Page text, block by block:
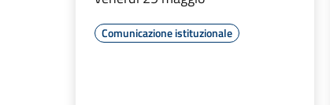
Comunicazione istituzionale